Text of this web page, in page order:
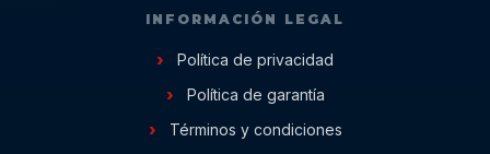
INFORMACIÓN LEGAL
Política de privacidad
Política de garantía
Términos y condiciones